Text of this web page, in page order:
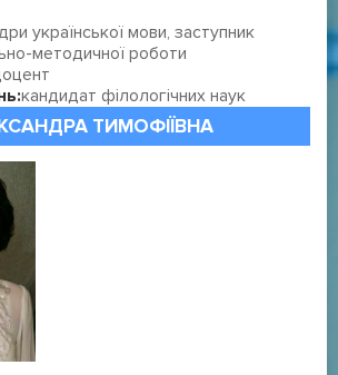
української мови, заступник
методичної роботи
кандидат філологічних наук
ТИМОФІЇВНА